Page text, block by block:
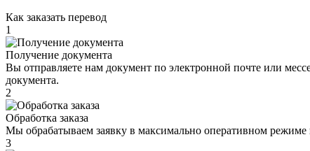
Как заказать перевод
1
Получение документа
Вы отправляете нам документ по электронной почте или
документа.
2
Обработка заказа
Мы обрабатываем заявку в максимально оперативном
3